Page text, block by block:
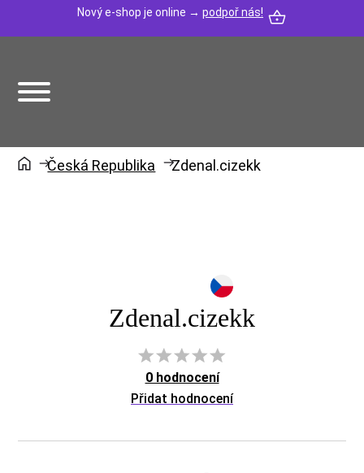
Nový e-shop je online → podpoř nás!
Česká Republika Zdenal.cizekk
Zdenal.cizekk
0 hodnocení
Přidat hodnocení